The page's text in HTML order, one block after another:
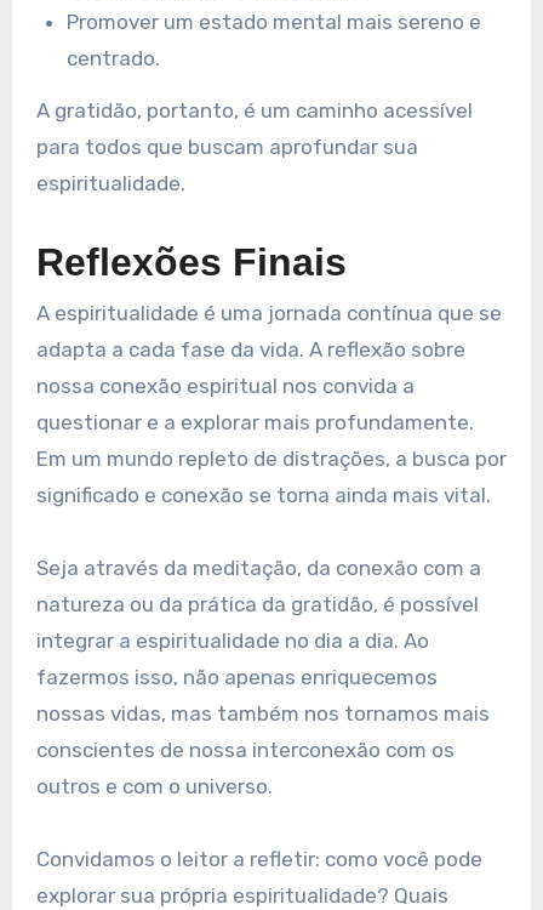
Promover um estado mental mais sereno e
centrado.
A gratidão, portanto, é um caminho acessível
para todos que buscam aprofundar sua
espiritualidade.
Reflexões Finais
A espiritualidade é uma jornada contínua que se
adapta a cada fase da vida. A reflexão sobre
nossa conexão espiritual nos convida a
questionar e a explorar mais profundamente.
Em um mundo repleto de distrações, a busca por
significado e conexão se torna ainda mais vital.
Seja através da meditação, da conexão com a
natureza ou da prática da gratidão, é possível
integrar a espiritualidade no dia a dia. Ao
fazermos isso, não apenas enriquecemos
nossas vidas, mas também nos tornamos mais
conscientes de nossa interconexão com os
outros e com o universo.
Convidamos o leitor a refletir: como você pode
explorar sua própria espiritualidade? Quais